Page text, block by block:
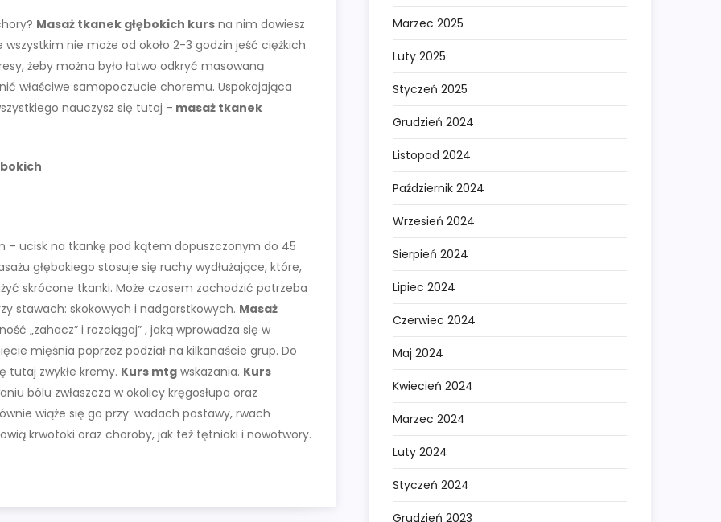
Masaż tkanek głębokich kurs na nim dowiesz
nie może od około 2-3 godzin jeść ciężkich
żeby można było łatwo odkryć masowaną
właściwe samopoczucie choremu. Uspokajająca
nauczysz się tutaj – masaż tkanek
ucisk na tkankę pod kątem dopuszczonym do 45
głębokiego stosuje się ruchy wydłużające, które,
skrócone tkanki. Może czasem zachodzić potrzeba
stawach: skokowych i nadgarstkowych. Masaż
„zahacz” i rozciągaj” , jaką wprowadza się w
mięśnia poprzez podział na kilkanaście grup. Do
tutaj zwykłe kremy. Kurs mtg wskazania. Kurs
bólu zwłaszcza w okolicy kręgosłupa oraz
wiąże się go przy: wadach postawy, rwach
krwotoki oraz choroby, jak też tętniaki i nowotwory.
Marzec 2025
Luty 2025
Styczeń 2025
Grudzień 2024
Listopad 2024
Październik 2024
Wrzesień 2024
Sierpień 2024
Lipiec 2024
Czerwiec 2024
Maj 2024
Kwiecień 2024
Marzec 2024
Luty 2024
Styczeń 2024
Grudzień 2023